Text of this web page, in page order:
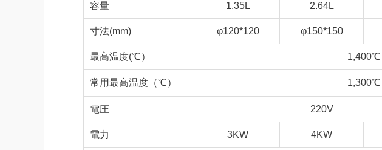
容量 1.35L 2.64L
寸法(mm) φ120*120 φ150*150
最高温度(℃） 1,400℃
常用最高温度（℃） 1,300℃
電圧 220V
電力 3KW 4KW